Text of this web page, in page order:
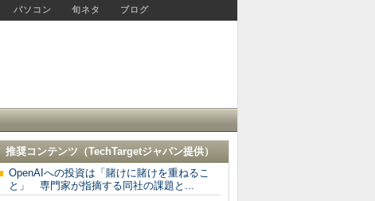
パソコン 旬ネタ ブログ
推奨コンテンツ（TechTargetジャパン提供）
OpenAIへの投資は「賭けに賭けを重ねるこ
と」 専門家が指摘する同社の課題と...